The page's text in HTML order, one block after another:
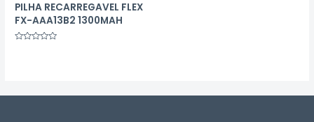
PILHA RECARREGAVEL FLEX
FX-AAA13B2 1300MAH